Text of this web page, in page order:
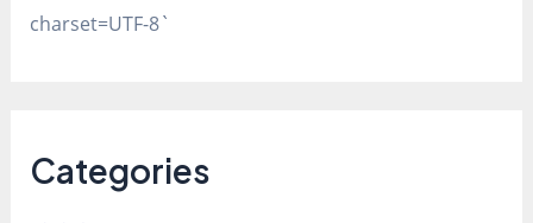
charset=UTF-8`
Categories